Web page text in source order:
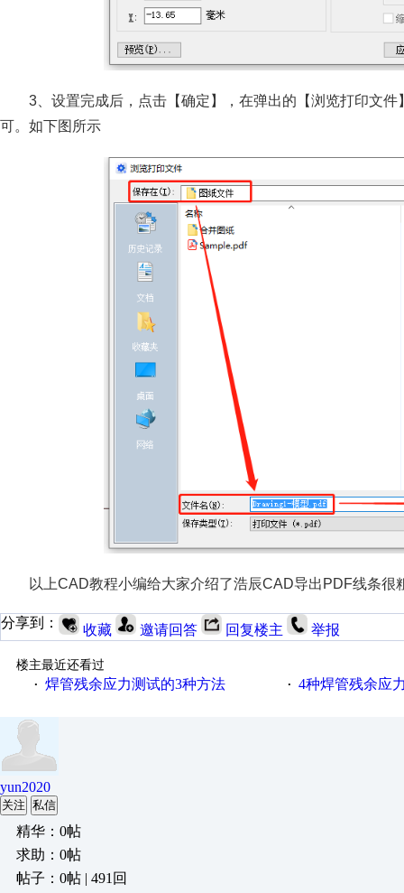
3、设置完成后，点击【确定】，在弹出的【浏览打印文
可。如下图所示
以上CAD教程小编给大家介绍了浩辰CAD导出PDF线条
分享到： 收藏 邀请回答 回复楼主 举报
楼主最近还看过
· 焊管残余应力测试的3种方法 · 4种焊管残余应
yun2020
关注 私信
精华：0帖
求助：0帖
帖子：0帖 | 491回